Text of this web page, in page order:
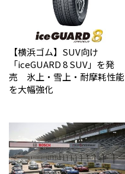
【横浜ゴム】SUV向け
「iceGUARD 8 SUV」を発
売 氷上・雪上・耐摩耗性能
を大幅強化